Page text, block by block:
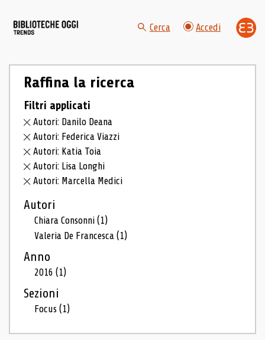
Cerca Accedi
Raffina la ricerca
Filtri applicati
Autori: Danilo Deana
Autori: Federica Viazzi
Autori: Katia Toia
Autori: Lisa Longhi
Autori: Marcella Medici
Autori
Chiara Consonni(1)
Valeria De Francesca(1)
Anno
2016(1)
Sezioni
Focus(1)